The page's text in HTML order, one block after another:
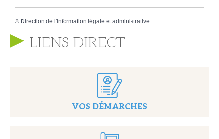
© Direction de l'information légale et administrative
LIENS DIRECT
VOS DÉMARCHES